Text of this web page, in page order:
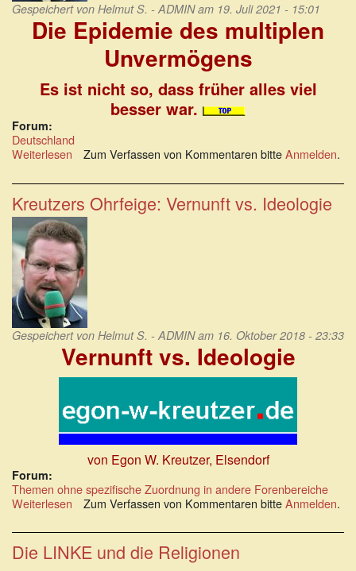
Gespeichert von Helmut S. - ADMINam 19. Juli 2021 - 15:01
Die Epidemie des multiplen
Unvermögens
Es ist nicht so, dass früher alles viel
besser war.
Forum:
Deutschland
Weiterlesen über
Epidemie
des
multiplen
Unvermögens
Zum Verfassen von Kommentaren bitteAnmelden.
Kreutzers Ohrfeige: Vernunft vs. Ideologie
Gespeichert von Helmut S. - ADMINam 16. Oktober 2018 - 23:33
Vernunft vs. Ideologie
von Egon W. Kreutzer, Elsendorf
Forum:
Themen ohne spezifische Zuordnung in andere Forenbereiche
Weiterlesen über
Ohrfeige:
Vernunft
vs.
Zum Verfassen von Kommentaren bitteAnmelden.
Die LINKE und die Religionen